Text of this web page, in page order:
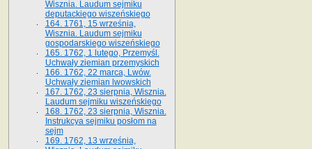
Wisznia. Laudum sejmiku
deputackiego wiszeńskiego
164. 1761, 15 września,
Wisznia. Laudum sejmiku
gospodarskiego wiszeńskiego
165. 1762, 1 lutego, Przemyśl.
Uchwały ziemian przemyskich
166. 1762, 22 marca, Lwów.
Uchwały ziemian lwowskich
167. 1762, 23 sierpnia, Wisznia.
Laudum sejmiku wiszeńskiego
168. 1762, 23 sierpnia, Wisznia.
Instrukcya sejmiku posłom na
sejm
169. 1762, 13 września,